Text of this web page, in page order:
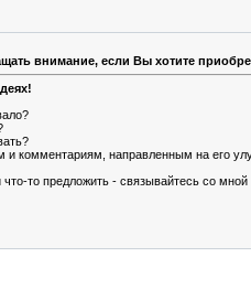
внимание, если Вы хотите
комментариям, направленным на его
то предложить - связывайтесь со